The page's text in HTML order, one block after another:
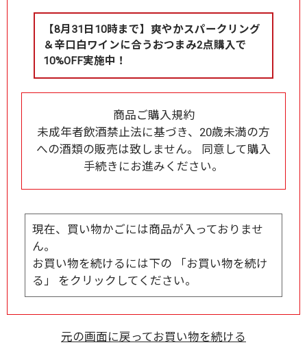
【8月31日10時まで】爽やかスパークリング
＆辛口白ワインに合うおつまみ2点購入で
10%OFF実施中！
商品ご購入規約
未成年者飲酒禁止法に基づき、20歳未満の方
への酒類の販売は致しません。 同意して購入
手続きにお進みください。
現在、買い物かごには商品が入っておりませ
ん。
お買い物を続けるには下の 「お買い物を続け
る」 をクリックしてください。
元の画面に戻ってお買い物を続ける